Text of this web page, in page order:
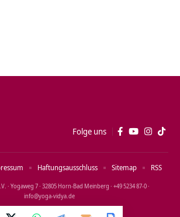
Folge uns
· Yogaweg 7 · 32805 Horn‑Bad Meinberg · +49 5234 87‑0 ·
info@yoga‑vidya.de
Haftungsausschluss Sitemap RSS